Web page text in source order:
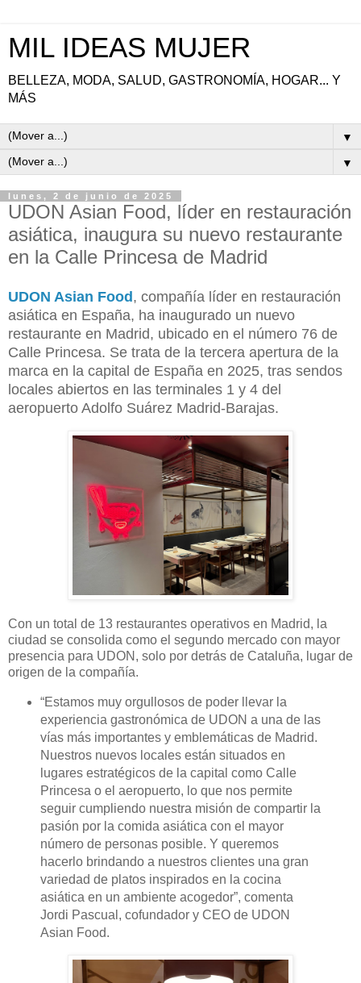
MIL IDEAS MUJER
BELLEZA, MODA, SALUD, GASTRONOMÍA, HOGAR... Y
MÁS
▼
▼
lunes, 2 de junio de 2025
UDON Asian Food, líder en restauración
asiática, inaugura su nuevo restaurante
en la Calle Princesa de Madrid
UDON Asian Food, compañía líder en restauración
asiática en España, ha inaugurado un nuevo
restaurante en Madrid, ubicado en el número 76 de
Calle Princesa. Se trata de la tercera apertura de la
marca en la capital de España en 2025, tras sendos
locales abiertos en las terminales 1 y 4 del
aeropuerto Adolfo Suárez Madrid-Barajas.
Con un total de 13 restaurantes operativos en Madrid, la
ciudad se consolida como el segundo mercado con mayor
presencia para UDON, solo por detrás de Cataluña, lugar de
origen de la compañía.
“Estamos muy orgullosos de poder llevar la
experiencia gastronómica de UDON a una de las
vías más importantes y emblemáticas de Madrid.
Nuestros nuevos locales están situados en
lugares estratégicos de la capital como Calle
Princesa o el aeropuerto, lo que nos permite
seguir cumpliendo nuestra misión de compartir la
pasión por la comida asiática con el mayor
número de personas posible. Y queremos
hacerlo brindando a nuestros clientes una gran
variedad de platos inspirados en la cocina
asiática en un ambiente acogedor”, comenta
Jordi Pascual, cofundador y CEO de UDON
Asian Food.